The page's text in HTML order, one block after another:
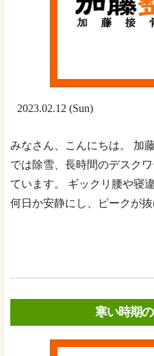
2023.02.12 (Sun)
みなさん、こんにちは。 加
では除雪、長時間のデスク
ています。 ギックリ腰や寝
何日か安静にし、ピークが
寒い時期